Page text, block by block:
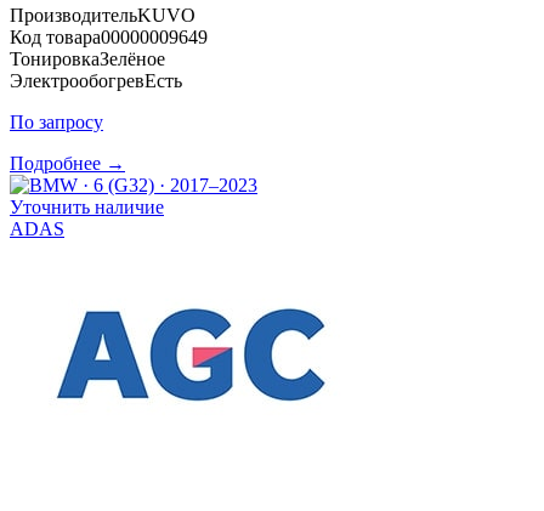
ПроизводительKUVO
Код товара00000009649
ТонировкаЗелёное
ЭлектрообогревЕсть
По запросу
Подробнее →
Уточнить наличие
ADAS